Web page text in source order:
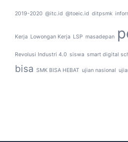
2019-2020 @itc.id @toeic.id ditpsmk
Kerja Lowongan Kerja LSP masadepan
Revolusi Industri 4.0 siswa smart digital
bisa SMK BISA HEBAT ujian nasional